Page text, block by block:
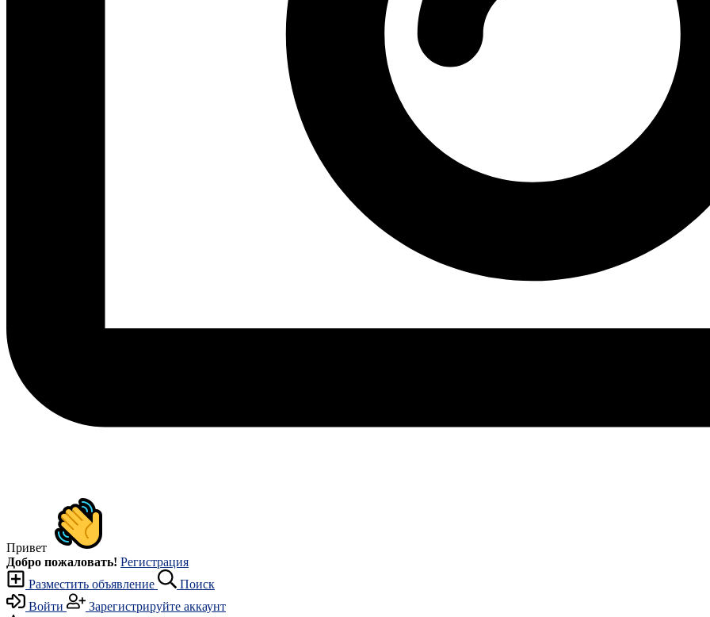
Привет
Добро пожаловать! Регистрация
Разместить объявление
Поиск
Войти
Зарегистрируйте аккаунт